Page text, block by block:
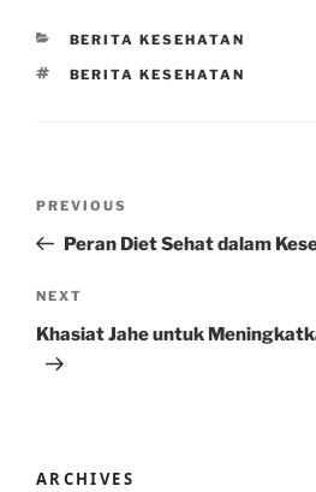
CATEGORIES
BERITA KESEHATAN
TAGS
BERITA KESEHATAN
Previous
Post
PREVIOUS
Peran Diet Sehat dalam
Next
Post
NEXT
Khasiat Jahe untuk
ARCHIVES